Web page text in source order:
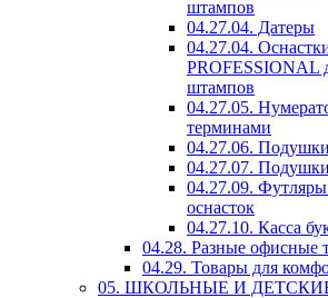
штампов
04.27.04. Датеры
04.27.04.
PROFESSIONAL
штампов
04.27.05.
терминами
04.27.06.
04.27.07.
04.27.09.
оснасток
04.27.10. Касса
04.28. Разные офисные
04.29. Товары для
05. ШКОЛЬНЫЕ И